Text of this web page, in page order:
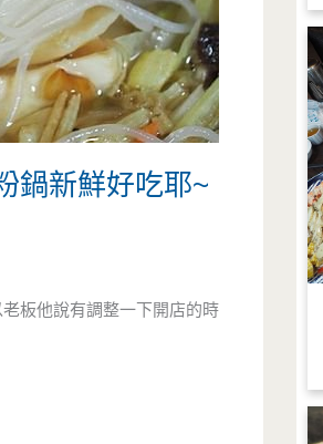
鍋新鮮好吃耶~
板他說有調整一下開店的時